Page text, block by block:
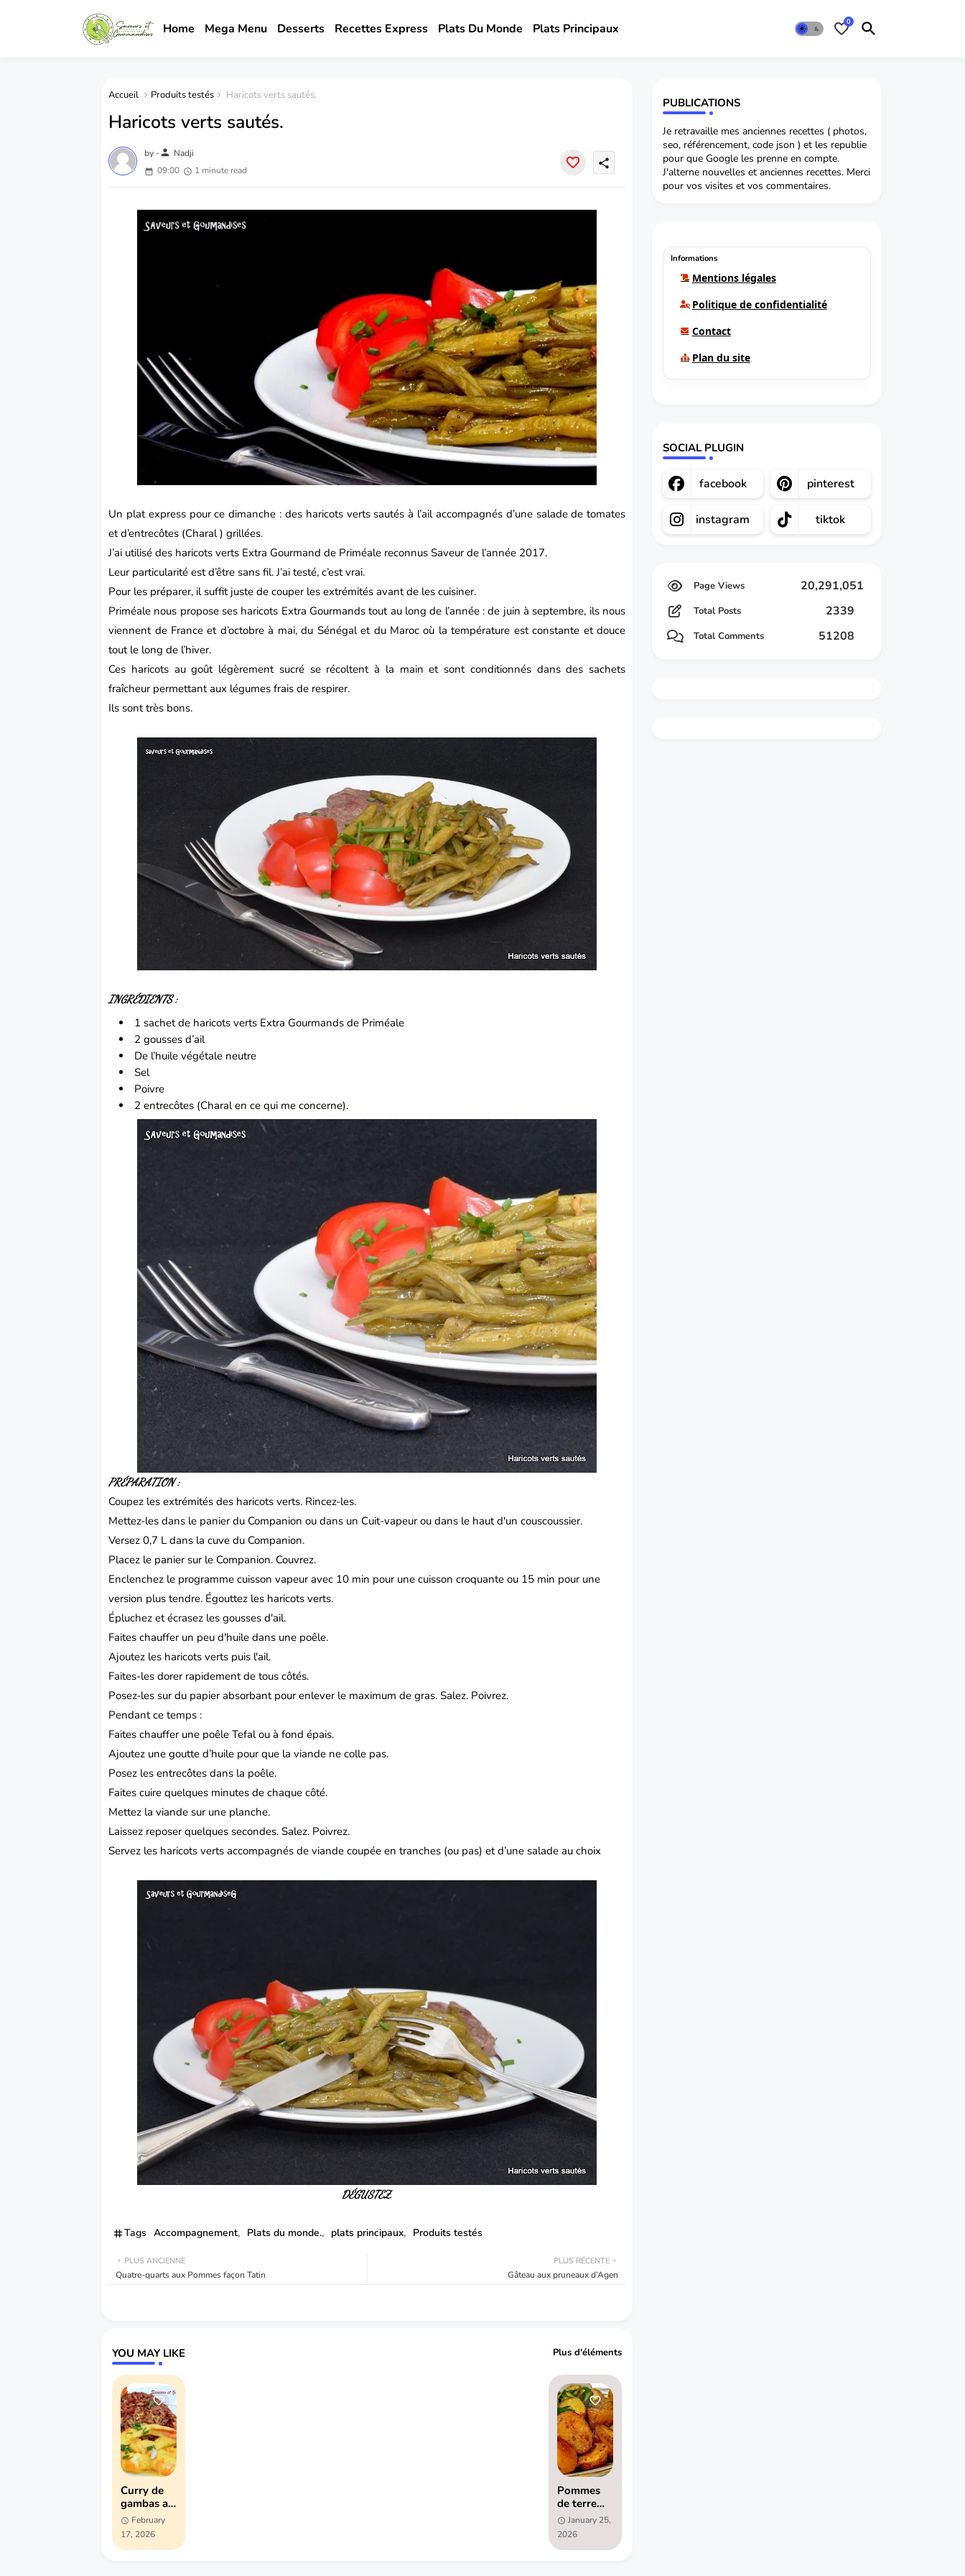
Home Mega Menu Desserts Recettes Express Plats Du Monde Plats Principaux 0
Accueil Produits testés Haricots verts sautés.
Haricots verts sautés.
by -person Nadji
09:00
1 minute read
share
Un plat express pour ce dimanche : desharicots vertssautés à l’ail accompagnés d’une salade de tomates
et d’entrecôtes (Charal ) grillées.
J’ai utilisé des haricots verts Extra Gourmand de Priméale reconnus Saveur de l’année 2017.
Leur particularité est d’être sans fil. J’ai testé, c’est vrai.
Pour les préparer, il suffit juste de couper les extrémités avant de les cuisiner.
Priméale nous propose ses haricots Extra Gourmands tout au long de l’année : de juin à septembre, ils nous
viennent de France et d’octobre à mai, du Sénégal et du Maroc où la température est constante et douce
tout le long de l’hiver.
Ces haricots au goût légèrement sucré se récoltent à la main et sont conditionnés dans des sachets
fraîcheur permettant aux légumes frais de respirer.
Ils sont très bons.
INGRÉDIENTS :
1 sachet de haricots verts Extra Gourmandsde Priméale
2 gousses d’ail
De l’huile végétale neutre
Sel
Poivre
2entrecôtes (Charal en ce qui me concerne).
PRÉPARATION :
Coupez les extrémités des haricots verts. Rincez-les.
Mettez-les dans le panier du Companion ou dans un Cuit-vapeur ou dans le haut d'un couscoussier.
Versez 0,7 L dans la cuve du Companion.
Placez le panier sur le Companion. Couvrez.
Enclenchez le programme cuisson vapeur avec 10 min pour une cuisson croquante ou 15 min pour une
version plus tendre. Égouttez les haricots verts.
Épluchez et écrasez les gousses d'ail.
Faites chauffer un peu d'huile dans une poêle.
Ajoutez les haricots verts puis l'ail.
Faites-les dorer rapidement de tous côtés.
Posez-les sur du papier absorbant pour enlever le maximum de gras.Salez. Poivrez.
Pendant ce temps :
Faites chauffer une poêle Tefal ou à fond épais.
Ajoutez une goutte d’huile pour que la viande ne colle pas.
Posez les entrecôtes dans la poêle.
Faites cuire quelques minutes de chaque côté.
Mettez la viande sur une planche.
Laissez reposer quelques secondes.Salez. Poivrez.
Servez les haricots verts accompagnés de viande coupée en tranches (ou pas) et d’une salade au choix
DÉGUSTEZ.
Tags Accompagnement Plats du monde. plats principaux Produits testés
PLUS RÉCENTE
Gâteau aux pruneaux d’Agen
PLUS ANCIENNE
Quatre-quarts aux Pommes façon Tatin
YOU MAY LIKE Plus d'éléments
Curry de
gambas au
lait de
coco et riz
rouge (riso
rosso)
February
17, 2026
Pommes
de terre
rôties à la
porchetta
January 25,
2026
PUBLICATIONS
Je retravaille mes anciennes recettes ( photos,
seo, référencement, code json ) et les republie
pour que Google les prenne en compte.
J'alterne nouvelles et anciennes recettes. Merci
pour vos visites et vos commentaires.
Informations
Mentions légales
Politique de confidentialité
Contact
Plan du site
SOCIAL PLUGIN
facebook pinterest
instagram tiktok
20,291,051
Total Posts 2339
Total Comments 51208